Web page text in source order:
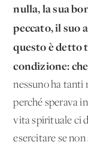
nulla, la sua
peccato, il suo
questo è detto
condizione:
nessuno ha tanti
perché sperava
vita spirituale ci
esercitare se